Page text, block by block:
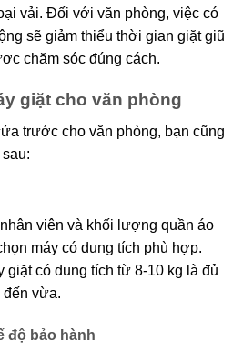
vải. Đối với văn phòng, việc có
sẽ giảm thiểu thời gian giặt giũ
chăm sóc đúng cách.
giặt cho văn phòng
trước cho văn phòng, bạn cũng
viên và khối lượng quần áo
máy có dung tích phù hợp.
giặt có dung tích từ 8-10 kg là đủ
đến vừa.
độ bảo hành